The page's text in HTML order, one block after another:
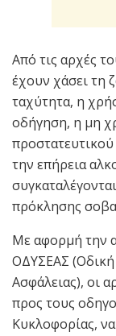
Από τις αρχές
έχουν χάσει τη
ταχύτητα, η
οδήγηση, η μη
την επήρεια
πρόκλησης
Με αφορμή την
ΟΔΥΣΕΑΣ (Οδική
Ασφάλειας), οι
προς τους
Κυκλοφορίας,